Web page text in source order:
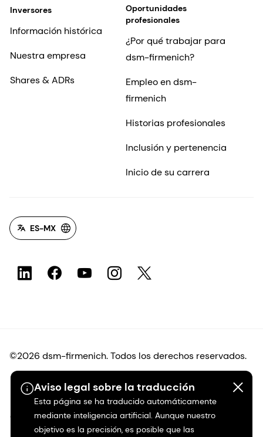
Aviso legal sobre la traducción
Esta página se ha traducido automáticamente
mediante inteligencia artificial. Aunque nuestro
objetivo es la precisión, es posible que las
Inversores
Información histórica
Nuestra empresa
Shares & ADRs
Oportunidades
profesionales
¿Por qué trabajar para
dsm-firmenich?
Empleo en dsm-
firmenich
Historias profesionales
Inclusión y pertenencia
Inicio de su carrera
ES-MX
©2026 dsm-firmenich. Todos los derechos reservados.
Protección de datos
Condiciones de uso